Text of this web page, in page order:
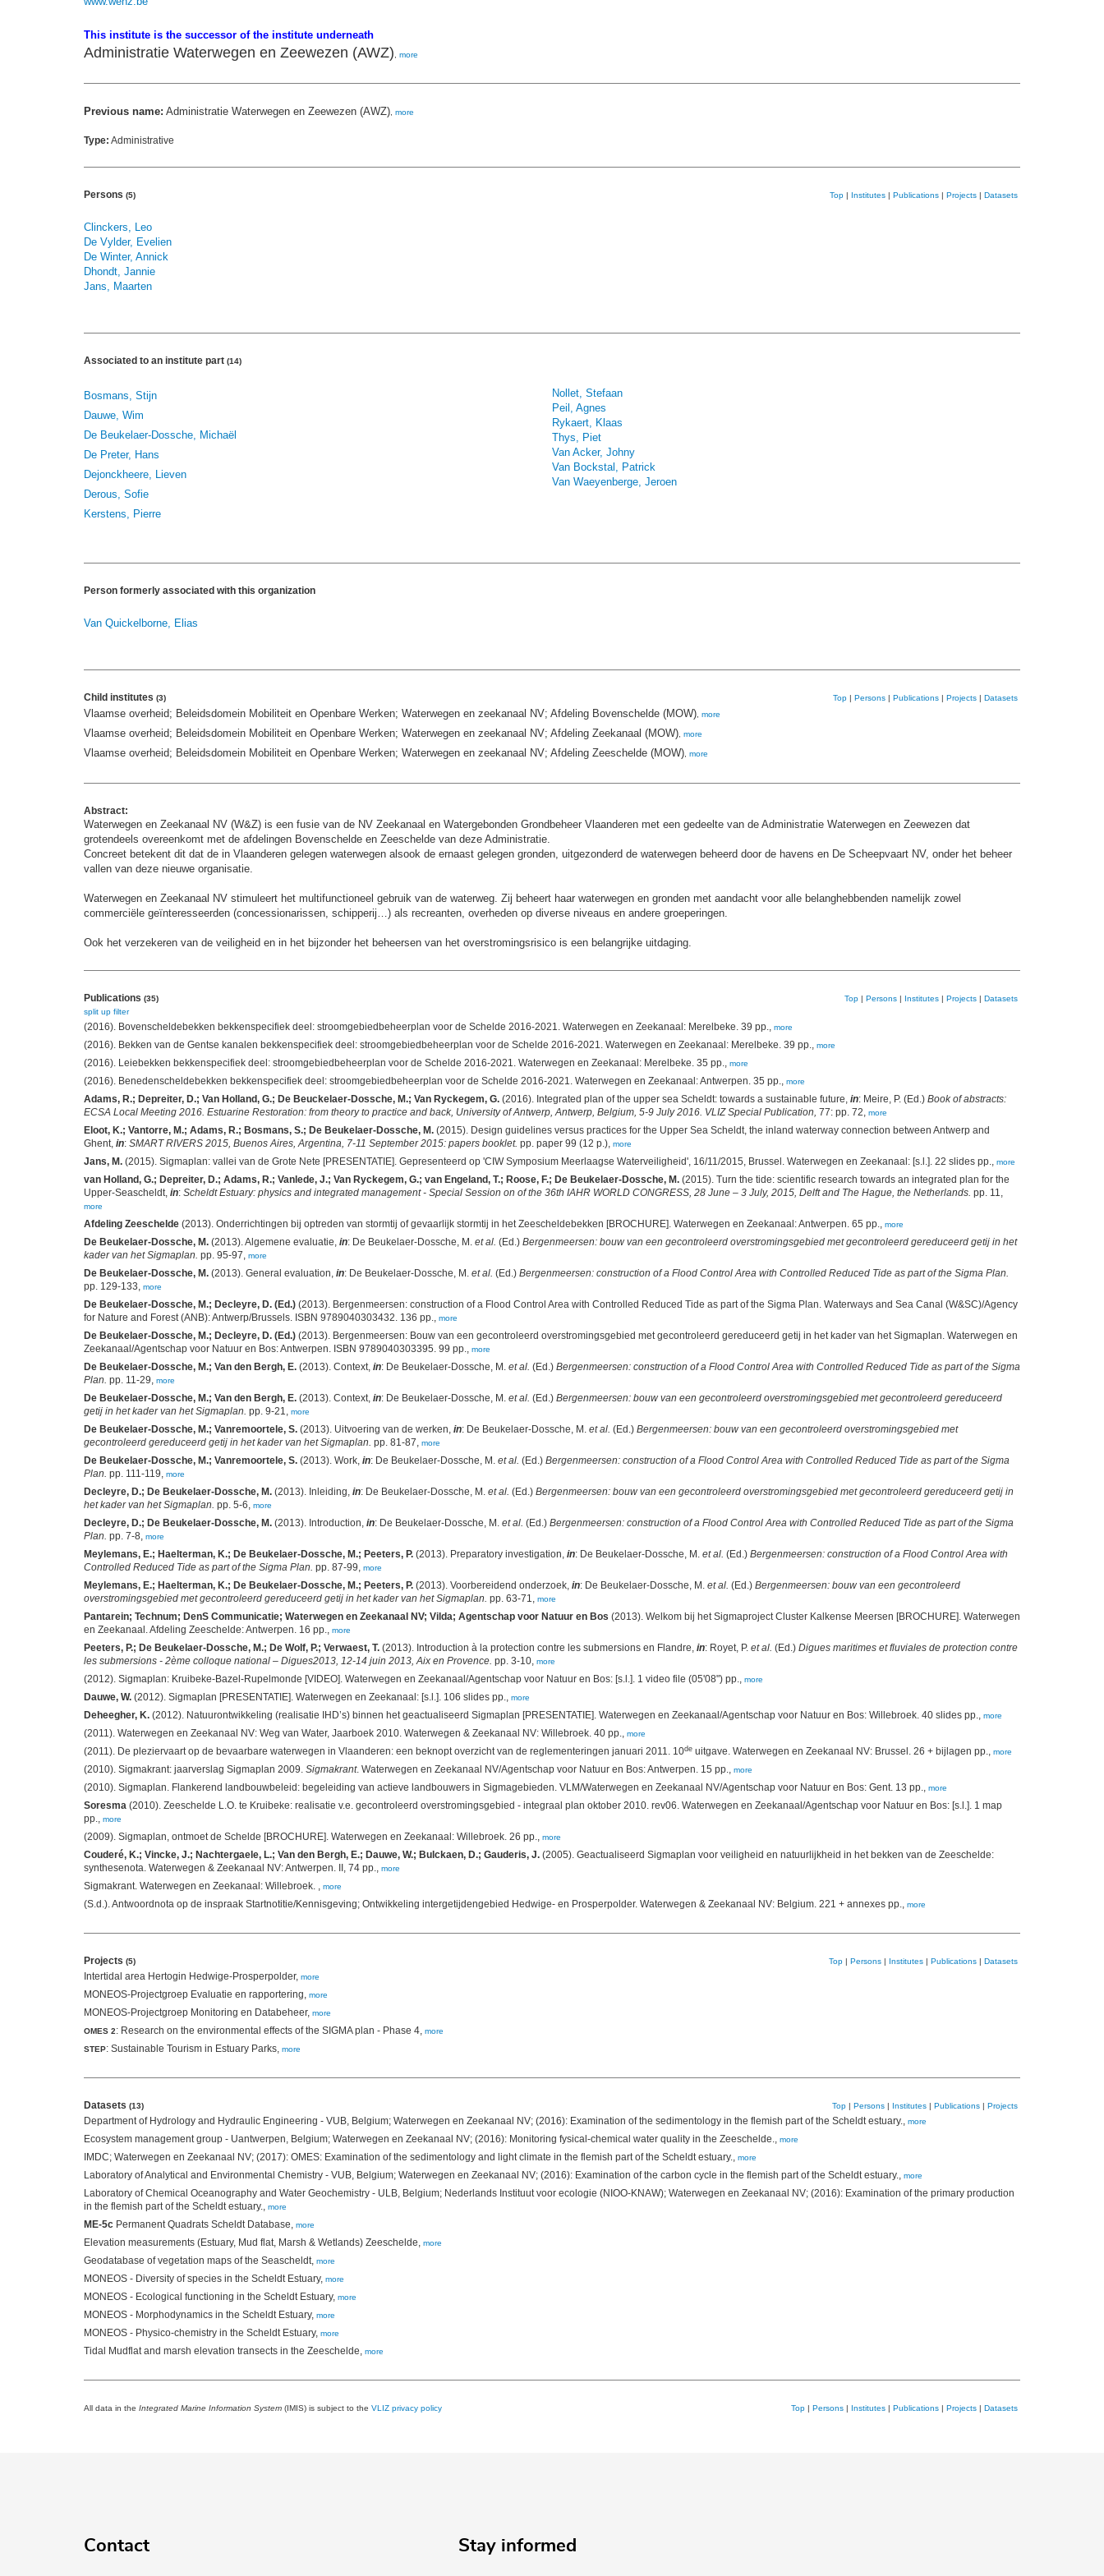
This institute is the successor of the institute underneath
Administratie Waterwegen en Zeewezen (AWZ) more
Previous name: Administratie Waterwegen en Zeewezen (AWZ) more
Type: Administrative
Persons (5) Top | Institutes | Publications | Projects | Datasets
Clinckers, Leo
De Vylder, Evelien
De Winter, Annick
Dhondt, Jannie
Jans, Maarten
Associated to an institute part (14)
Bosmans, Stijn
Dauwe, Wim
De Beukelaer-Dossche, Michaël
De Preter, Hans
Dejonckheere, Lieven
Derous, Sofie
Kerstens, Pierre
Nollet, Stefaan
Peil, Agnes
Rykaert, Klaas
Thys, Piet
Van Acker, Johny
Van Bockstal, Patrick
Van Waeyenberge, Jeroen
Person formerly associated with this organization
Van Quickelborne, Elias
Child institutes (3) Top | Persons | Publications | Projects | Datasets
Vlaamse overheid; Beleidsdomein Mobiliteit en Openbare Werken; Waterwegen en zeekanaal NV; Afdeling Bovenschelde (MOW) more
Vlaamse overheid; Beleidsdomein Mobiliteit en Openbare Werken; Waterwegen en zeekanaal NV; Afdeling Zeekanaal (MOW) more
Vlaamse overheid; Beleidsdomein Mobiliteit en Openbare Werken; Waterwegen en zeekanaal NV; Afdeling Zeeschelde (MOW) more
Abstract:
Waterwegen en Zeekanaal NV (W&Z) is een fusie van de NV Zeekanaal en Watergebonden Grondbeheer Vlaanderen met een gedeelte van de Administratie Waterwegen en Zeewezen dat
grotendeels overeenkomt met de afdelingen Bovenschelde en Zeeschelde van deze Administratie.
Concreet betekent dit dat de in Vlaanderen gelegen waterwegen alsook de ernaast gelegen gronden, uitgezonderd de waterwegen beheerd door de havens en De Scheepvaart NV, onder het beheer
vallen van deze nieuwe organisatie.
Waterwegen en Zeekanaal NV stimuleert het multifunctioneel gebruik van de waterweg. Zij beheert haar waterwegen en gronden met aandacht voor alle belanghebbenden namelijk zowel
commerciële geïnteresseerden (concessionarissen, schipperij…) als recreanten, overheden op diverse niveaus en andere groeperingen.
Ook het verzekeren van de veiligheid en in het bijzonder het beheersen van het overstromingsrisico is een belangrijke uitdaging.
Publications (35) Top | Persons | Institutes | Projects | Datasets
split up filter
(2016). Bovenscheldebekken bekkenspecifiek deel: stroomgebiedbeheerplan voor de Schelde 2016-2021. Waterwegen en Zeekanaal: Merelbeke. 39 pp., more
(2016). Bekken van de Gentse kanalen bekkenspecifiek deel: stroomgebiedbeheerplan voor de Schelde 2016-2021. Waterwegen en Zeekanaal: Merelbeke. 39 pp., more
(2016). Leiebekken bekkenspecifiek deel: stroomgebiedbeheerplan voor de Schelde 2016-2021. Waterwegen en Zeekanaal: Merelbeke. 35 pp., more
(2016). Benedenscheldebekken bekkenspecifiek deel: stroomgebiedbeheerplan voor de Schelde 2016-2021. Waterwegen en Zeekanaal: Antwerpen. 35 pp., more
Adams, R.; Depreiter, D.; Van Holland, G.; De Beuckelaer-Dossche, M.; Van Ryckegem, G. (2016). Integrated plan of the upper sea Scheldt: towards a sustainable future, in: Meire, P. (Ed.) Book of abstracts:
ECSA Local Meeting 2016. Estuarine Restoration: from theory to practice and back, University of Antwerp, Antwerp, Belgium, 5-9 July 2016. VLIZ Special Publication, 77: pp. 72, more
Eloot, K.; Vantorre, M.; Adams, R.; Bosmans, S.; De Beukelaer-Dossche, M. (2015). Design guidelines versus practices for the Upper Sea Scheldt, the inland waterway connection between Antwerp and
Ghent, in: SMART RIVERS 2015, Buenos Aires, Argentina, 7-11 September 2015: papers booklet. pp. paper 99 (12 p.), more
Jans, M. (2015). Sigmaplan: vallei van de Grote Nete [PRESENTATIE]. Gepresenteerd op 'CIW Symposium Meerlaagse Waterveiligheid', 16/11/2015, Brussel. Waterwegen en Zeekanaal: [s.l.]. 22 slides pp., more
van Holland, G.; Depreiter, D.; Adams, R.; Vanlede, J.; Van Ryckegem, G.; van Engeland, T.; Roose, F.; De Beukelaer-Dossche, M. (2015). Turn the tide: scientific research towards an integrated plan for the
Upper-Seascheldt, in: Scheldt Estuary: physics and integrated management - Special Session on of the 36th IAHR WORLD CONGRESS, 28 June – 3 July, 2015, Delft and The Hague, the Netherlands. pp. 11,
more
Afdeling Zeeschelde (2013). Onderrichtingen bij optreden van stormtij of gevaarlijk stormtij in het Zeescheldebekken [BROCHURE]. Waterwegen en Zeekanaal: Antwerpen. 65 pp., more
De Beukelaer-Dossche, M. (2013). Algemene evaluatie, in: De Beukelaer-Dossche, M. et al. (Ed.) Bergenmeersen: bouw van een gecontroleerd overstromingsgebied met gecontroleerd gereduceerd getij in het
kader van het Sigmaplan. pp. 95-97, more
De Beukelaer-Dossche, M. (2013). General evaluation, in: De Beukelaer-Dossche, M. et al. (Ed.) Bergenmeersen: construction of a Flood Control Area with Controlled Reduced Tide as part of the Sigma Plan.
pp. 129-133, more
De Beukelaer-Dossche, M.; Decleyre, D. (Ed.) (2013). Bergenmeersen: construction of a Flood Control Area with Controlled Reduced Tide as part of the Sigma Plan. Waterways and Sea Canal (W&SC)/Agency
for Nature and Forest (ANB): Antwerp/Brussels. ISBN 9789040303432. 136 pp., more
De Beukelaer-Dossche, M.; Decleyre, D. (Ed.) (2013). Bergenmeersen: Bouw van een gecontroleerd overstromingsgebied met gecontroleerd gereduceerd getij in het kader van het Sigmaplan. Waterwegen en
Zeekanaal/Agentschap voor Natuur en Bos: Antwerpen. ISBN 9789040303395. 99 pp., more
De Beukelaer-Dossche, M.; Van den Bergh, E. (2013). Context, in: De Beukelaer-Dossche, M. et al. (Ed.) Bergenmeersen: construction of a Flood Control Area with Controlled Reduced Tide as part of the Sigma
Plan. pp. 11-29, more
De Beukelaer-Dossche, M.; Van den Bergh, E. (2013). Context, in: De Beukelaer-Dossche, M. et al. (Ed.) Bergenmeersen: bouw van een gecontroleerd overstromingsgebied met gecontroleerd gereduceerd
getij in het kader van het Sigmaplan. pp. 9-21, more
De Beukelaer-Dossche, M.; Vanremoortele, S. (2013). Uitvoering van de werken, in: De Beukelaer-Dossche, M. et al. (Ed.) Bergenmeersen: bouw van een gecontroleerd overstromingsgebied met
gecontroleerd gereduceerd getij in het kader van het Sigmaplan. pp. 81-87, more
De Beukelaer-Dossche, M.; Vanremoortele, S. (2013). Work, in: De Beukelaer-Dossche, M. et al. (Ed.) Bergenmeersen: construction of a Flood Control Area with Controlled Reduced Tide as part of the Sigma
Plan. pp. 111-119, more
Decleyre, D.; De Beukelaer-Dossche, M. (2013). Inleiding, in: De Beukelaer-Dossche, M. et al. (Ed.) Bergenmeersen: bouw van een gecontroleerd overstromingsgebied met gecontroleerd gereduceerd getij in
het kader van het Sigmaplan. pp. 5-6, more
Decleyre, D.; De Beukelaer-Dossche, M. (2013). Introduction, in: De Beukelaer-Dossche, M. et al. (Ed.) Bergenmeersen: construction of a Flood Control Area with Controlled Reduced Tide as part of the Sigma
Plan. pp. 7-8, more
Meylemans, E.; Haelterman, K.; De Beukelaer-Dossche, M.; Peeters, P. (2013). Preparatory investigation, in: De Beukelaer-Dossche, M. et al. (Ed.) Bergenmeersen: construction of a Flood Control Area with
Controlled Reduced Tide as part of the Sigma Plan. pp. 87-99, more
Meylemans, E.; Haelterman, K.; De Beukelaer-Dossche, M.; Peeters, P. (2013). Voorbereidend onderzoek, in: De Beukelaer-Dossche, M. et al. (Ed.) Bergenmeersen: bouw van een gecontroleerd
overstromingsgebied met gecontroleerd gereduceerd getij in het kader van het Sigmaplan. pp. 63-71, more
Pantarein; Technum; DenS Communicatie; Waterwegen en Zeekanaal NV; Vilda; Agentschap voor Natuur en Bos (2013). Welkom bij het Sigmaproject Cluster Kalkense Meersen [BROCHURE]. Waterwegen
en Zeekanaal. Afdeling Zeeschelde: Antwerpen. 16 pp., more
Peeters, P.; De Beukelaer-Dossche, M.; De Wolf, P.; Verwaest, T. (2013). Introduction à la protection contre les submersions en Flandre, in: Royet, P. et al. (Ed.) Digues maritimes et fluviales de protection contre
les submersions - 2ème colloque national – Digues2013, 12-14 juin 2013, Aix en Provence. pp. 3-10, more
(2012). Sigmaplan: Kruibeke-Bazel-Rupelmonde [VIDEO]. Waterwegen en Zeekanaal/Agentschap voor Natuur en Bos: [s.l.]. 1 video file (05'08") pp., more
Dauwe, W. (2012). Sigmaplan [PRESENTATIE]. Waterwegen en Zeekanaal: [s.l.]. 106 slides pp., more
Deheegher, K. (2012). Natuurontwikkeling (realisatie IHD’s) binnen het geactualiseerd Sigmaplan [PRESENTATIE]. Waterwegen en Zeekanaal/Agentschap voor Natuur en Bos: Willebroek. 40 slides pp., more
(2011). Waterwegen en Zeekanaal NV: Weg van Water, Jaarboek 2010. Waterwegen & Zeekanaal NV: Willebroek. 40 pp., more
(2011). De pleziervaart op de bevaarbare waterwegen in Vlaanderen: een beknopt overzicht van de reglementeringen januari 2011. 10de uitgave. Waterwegen en Zeekanaal NV: Brussel. 26 + bijlagen pp., more
(2010). Sigmakrant: jaarverslag Sigmaplan 2009. Sigmakrant. Waterwegen en Zeekanaal NV/Agentschap voor Natuur en Bos: Antwerpen. 15 pp., more
(2010). Sigmaplan. Flankerend landbouwbeleid: begeleiding van actieve landbouwers in Sigmagebieden. VLM/Waterwegen en Zeekanaal NV/Agentschap voor Natuur en Bos: Gent. 13 pp., more
Soresma (2010). Zeeschelde L.O. te Kruibeke: realisatie v.e. gecontroleerd overstromingsgebied - integraal plan oktober 2010. rev06. Waterwegen en Zeekanaal/Agentschap voor Natuur en Bos: [s.l.]. 1 map
pp., more
(2009). Sigmaplan, ontmoet de Schelde [BROCHURE]. Waterwegen en Zeekanaal: Willebroek. 26 pp., more
Couderé, K.; Vincke, J.; Nachtergaele, L.; Van den Bergh, E.; Dauwe, W.; Bulckaen, D.; Gauderis, J. (2005). Geactualiseerd Sigmaplan voor veiligheid en natuurlijkheid in het bekken van de Zeeschelde:
synthesenota. Waterwegen & Zeekanaal NV: Antwerpen. II, 74 pp., more
Sigmakrant. Waterwegen en Zeekanaal: Willebroek. , more
(S.d.). Antwoordnota op de inspraak Startnotitie/Kennisgeving; Ontwikkeling intergetijdengebied Hedwige- en Prosperpolder. Waterwegen & Zeekanaal NV: Belgium. 221 + annexes pp., more
Projects (5) Top | Persons | Institutes | Publications | Datasets
Intertidal area Hertogin Hedwige-Prosperpolder, more
MONEOS-Projectgroep Evaluatie en rapportering, more
MONEOS-Projectgroep Monitoring en Databeheer, more
OMES 2: Research on the environmental effects of the SIGMA plan - Phase 4, more
STEP: Sustainable Tourism in Estuary Parks, more
Datasets (13) Top | Persons | Institutes | Publications | Projects
Department of Hydrology and Hydraulic Engineering - VUB, Belgium; Waterwegen en Zeekanaal NV; (2016): Examination of the sedimentology in the flemish part of the Scheldt estuary., more
Ecosystem management group - Uantwerpen, Belgium; Waterwegen en Zeekanaal NV; (2016): Monitoring fysical-chemical water quality in the Zeeschelde., more
IMDC; Waterwegen en Zeekanaal NV; (2017): OMES: Examination of the sedimentology and light climate in the flemish part of the Scheldt estuary., more
Laboratory of Analytical and Environmental Chemistry - VUB, Belgium; Waterwegen en Zeekanaal NV; (2016): Examination of the carbon cycle in the flemish part of the Scheldt estuary., more
Laboratory of Chemical Oceanography and Water Geochemistry - ULB, Belgium; Nederlands Instituut voor ecologie (NIOO-KNAW); Waterwegen en Zeekanaal NV; (2016): Examination of the primary production
in the flemish part of the Scheldt estuary., more
ME-5c Permanent Quadrats Scheldt Database, more
Elevation measurements (Estuary, Mud flat, Marsh & Wetlands) Zeeschelde, more
Geodatabase of vegetation maps of the Seascheldt, more
MONEOS - Diversity of species in the Scheldt Estuary, more
MONEOS - Ecological functioning in the Scheldt Estuary, more
MONEOS - Morphodynamics in the Scheldt Estuary, more
MONEOS - Physico-chemistry in the Scheldt Estuary, more
Tidal Mudflat and marsh elevation transects in the Zeeschelde, more
All data in the Integrated Marine Information System (IMIS) is subject to the VLIZ privacy policy Top | Persons | Institutes | Publications | Projects | Datasets
Contact Stay informed